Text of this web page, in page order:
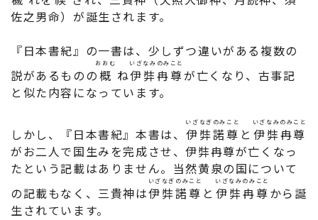
佐之男命）が誕生されます。
『日本書紀』の一書は、少しずつ違いがある複数の
説があるものの概
おおむ
ね伊弉冉尊
いざなみのみこと
が亡くなり、古事記
と似た内容になっています。
しかし、『日本書紀』本書は、 伊弉諾尊
いざなぎのみこと
と 伊弉冉尊
いざなみのみこと
がお二人で国生みを完成させ、伊弉冉尊が亡くなっ
たという記載はありません。当然黄泉の国について
の記載もなく、三貴神は伊弉諾尊
いざなぎのみこと
と 伊弉冉尊
いざなみのみこと
から誕
生されています。